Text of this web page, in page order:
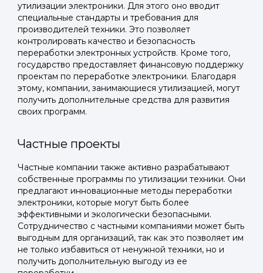
Войти в
профиль
Мы отправим код для входа на ваш
номер телефона.
Подать заявку
Отправьте заявку через мессенджер-бот — магазины
увидят её и пришлют предложения. Фото, описание и
AI-оценка прямо в чате.
Подать заявку
Отправьте заявку через мессенджер-бот — магазины
увидят её и пришлют предложения. Фото, описание и
AI-оценка прямо в чате.
утилизации электроники. Для этого оно вводит
специальные стандарты и требования для
производителей техники. Это позволяет
контролировать качество и безопасность
переработки электронных устройств. Кроме того,
государство предоставляет финансовую поддержку
проектам по переработке электроники. Благодаря
этому, компании, занимающиеся утилизацией, могут
получить дополнительные средства для развития
своих программ.
Частные проекты
Частные компании также активно разрабатывают
собственные программы по утилизации техники. Они
предлагают инновационные методы переработки
электроники, которые могут быть более
эффективными и экологически безопасными.
Сотрудничество с частными компаниями может быть
выгодным для организаций, так как это позволяет им
не только избавиться от ненужной техники, но и
получить дополнительную выгоду из ее